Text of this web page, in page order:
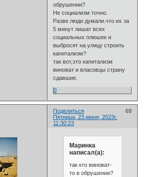
обрушении?
Не социализм точно.
Разве люди думали.что их за
5 минут лишат всех
социальных плюшек и
выбросят на улицу строить
капитализм?
так вот,это капитализм
виноват и власовцы страну
сдавшие.
0
Поделиться
69
Пятница, 23 июня, 2023г.
11:30:23
Маринка
написал(а):
так кто виноват-
то в обрушении?